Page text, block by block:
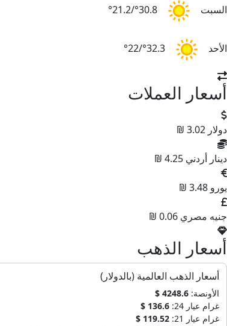
السبت 30.8°/21.2°
الأحد 32.3°/22°
أسعار العملات
دولار 3.02 ₪
دينار أردني 4.25 ₪
يورو 3.48 ₪
جنيه مصري 0.06 ₪
أسعار الذهب
أسعار الذهب العالمية (بالدولار)
الأونصة: 4248.6 $
غرام عيار 24:
136.6 $
غرام عيار 21:
119.52 $